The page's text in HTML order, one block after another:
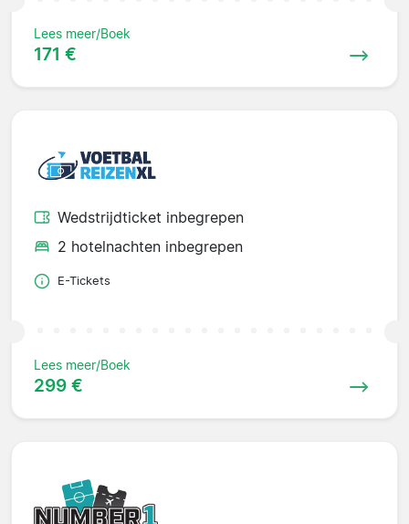
Lees meer/Boek
171 €
Wedstrijdticket inbegrepen
2 hotelnachten inbegrepen
E-Tickets
Lees meer/Boek
299 €